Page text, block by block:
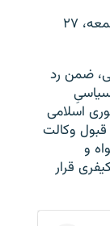
آقای علیکردی این خبر را در ویدئویی که روز جمعه، ۲۷
ضمن رد
اسلامی
وکالت
و
قرار